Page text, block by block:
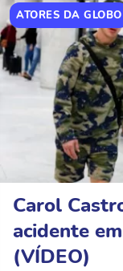
ATORES DA GLOBO
Carol
acidente
(VÍDEO)